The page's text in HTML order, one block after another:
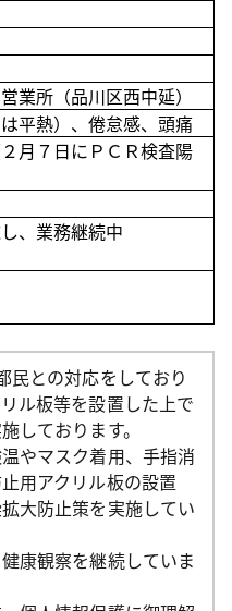
業所（品川区西中延）
平熱）、倦怠感、頭痛
月７日にＰＣＲ検査陽
、業務継続中
民との対応をしており
ル板等を設置した上で
しております。
やマスク着用、手指消
用アクリル板の設置
大防止策を実施してい
康観察を継続していま